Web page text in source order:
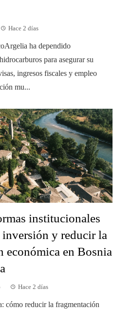
Hace 2 días
ha dependido
para asegurar su
ingresos fiscales y empleo
mu...
institucionales
inversión y reducir la
económica en Bosnia
Hace 2 días
cómo reducir la fragmentación